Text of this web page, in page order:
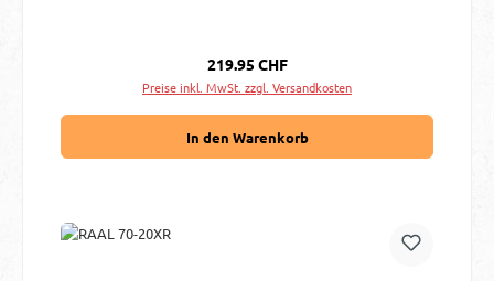
Regulärer Preis:
219.95 CHF
Preise inkl. MwSt. zzgl. Versandkosten
In den Warenkorb